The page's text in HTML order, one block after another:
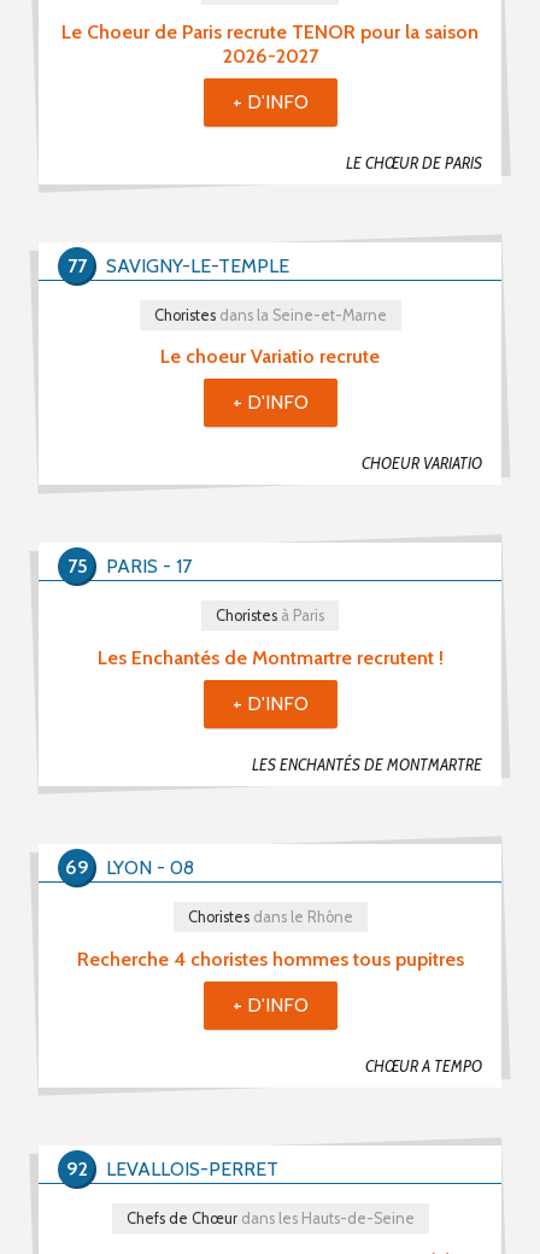
Le Choeur de Paris recrute TENOR pour la saison
2026-2027
LE CHŒUR DE PARIS
+ D'INFO
Le choeur Variatio recrute
CHOEUR VARIATIO
Choristesdans la Seine-et-Marne
SAVIGNY-LE-TEMPLE
77
+ D'INFO
Les Enchantés de Montmartre recrutent !
LES ENCHANTÉS DE MONTMARTRE
Choristes à Paris
PARIS - 17
75
+ D'INFO
Recherche 4 choristes hommes tous pupitres
CHŒUR A TEMPO
Choristesdans le Rhône
LYON - 08
69
+ D'INFO
Chefs de Chœurdans les Hauts-de-Seine
LEVALLOIS-PERRET
92